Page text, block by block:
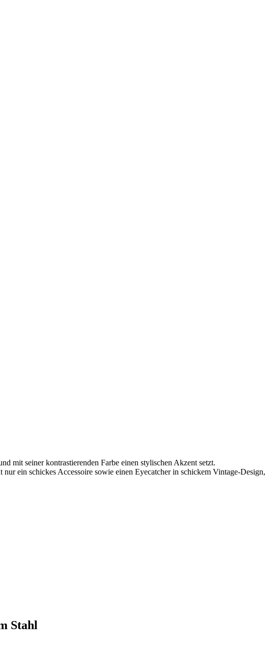
mit seiner kontrastierenden Farbe einen stylischen Akzent setzt.
ein schickes Accessoire sowie einen Eyecatcher in schickem Vintage-Design,
Stahl